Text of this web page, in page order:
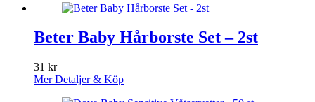
Beter Baby Hårborste Set – 2st
31 kr
Mer Detaljer & Köp